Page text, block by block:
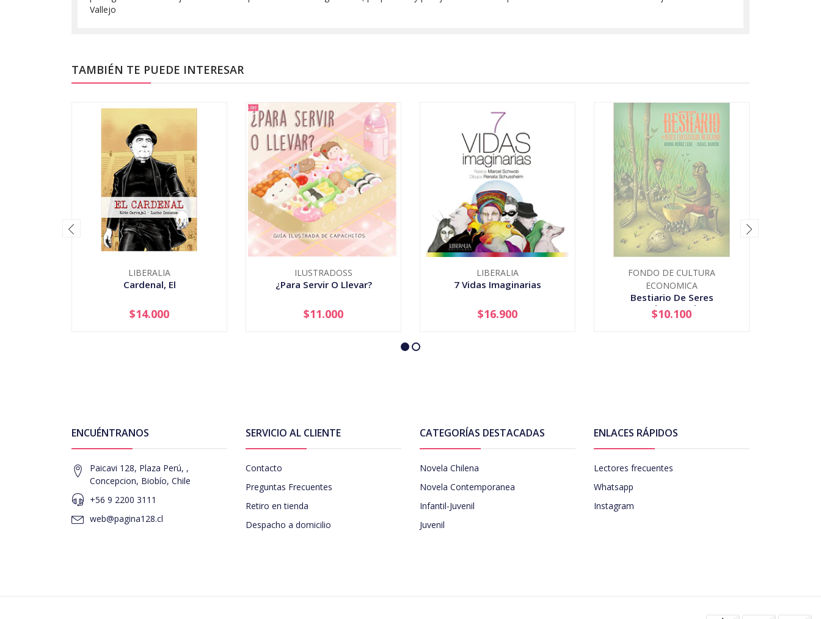
Vallejo
TAMBIÉN TE PUEDE INTERESAR
LIBERALIA
Cardenal, El
+
$14.000
ILUSTRADOSS
¿Para Servir O Llevar?
+
$11.000
LIBERALIA
7 Vidas Imaginarias
+
$16.900
FONDO DE CULTURA
ECONOMICA
Bestiario De Seres
Fantasticos Mexicanos
AGOTADO
$10.100
ENCUÉNTRANOS
Paicavi 128, Plaza Perú, ,
Concepcion, Biobío, Chile
+56 9 2200 3111
web@pagina128.cl
SERVICIO AL CLIENTE
Contacto
Preguntas Frecuentes
Retiro en tienda
Despacho a domicilio
CATEGORÍAS DESTACADAS
Novela Chilena
Novela Contemporanea
Infantil-Juvenil
Juvenil
ENLACES RÁPIDOS
Lectores frecuentes
Whatsapp
Instagram